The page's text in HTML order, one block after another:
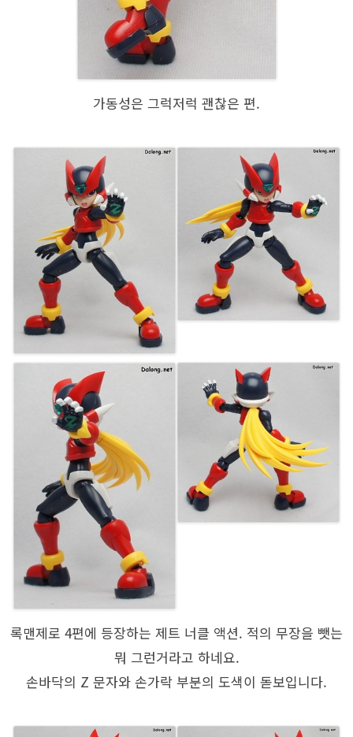
가동성은 그럭저럭 괜찮은 편.
록맨제로 4편에 등장하는 제트 너클 액션. 적의 무장을 뺏는
뭐 그런거라고 하네요.
손바닥의 Z 문자와 손가락 부분의 도색이 돋보입니다.